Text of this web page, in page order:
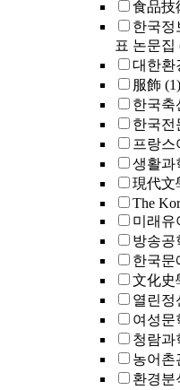
食品技
한국정
표 논문집
대한환
服飾 (1)
한국축
한국전
프랑스
생활과
現代文
The
미래유
방송공
한국문
文化史
열린정
여성문
청람과
농어촌
환경분